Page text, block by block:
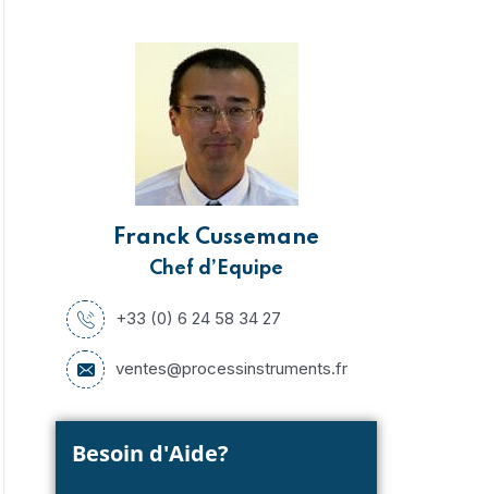
Franck Cussemane
Chef d’Equipe
+33 (0) 6 24 58 34 27
ventes@processinstruments.fr
Besoin d'Aide?